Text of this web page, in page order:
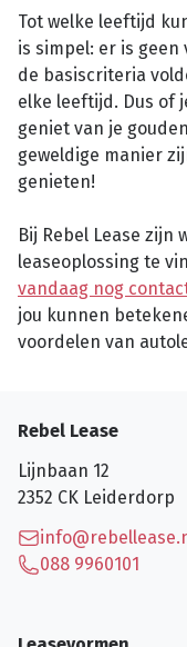
Tot welke leeftijd
is simpel: er is
de basiscriteria
elke leeftijd. Dus of
geniet van je
geweldige manier
genieten!
Bij Rebel Lease zijn
leaseoplossing te
vandaag nog
jou kunnen
voordelen van
Rebel Lease
Lijnbaan 12
2352 CK Leiderdorp
088 9960101